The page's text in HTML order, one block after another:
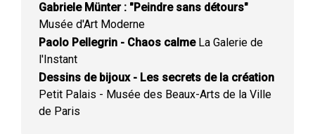
Gabriele Münter : "Peindre sans détours"
Musée d'Art Moderne
Paolo Pellegrin - Chaos calmeLa Galerie de
l'Instant
Dessins de bijoux - Les secrets de la création
Petit Palais - Musée des Beaux-Arts de la Ville
de Paris